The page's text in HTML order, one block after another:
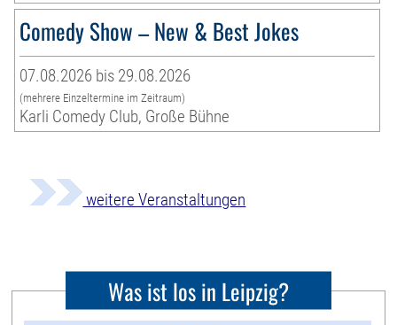
Comedy Show – New & Best Jokes
07.08.2026 bis 29.08.2026
(mehrere Einzeltermine im Zeitraum)
Karli Comedy Club, Große Bühne
weitere Veranstaltungen
Was ist los in Leipzig?